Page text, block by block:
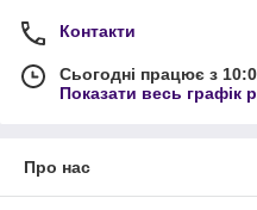
Контакти
Сьогодні працює з
Показати весь графік
Про нас